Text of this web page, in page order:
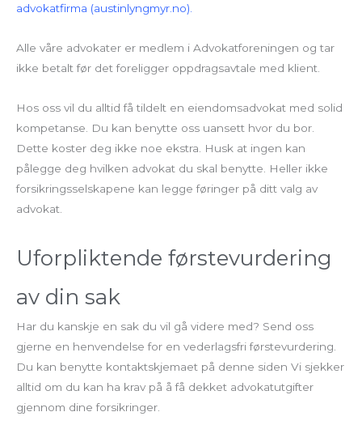
advokatfirma (austinlyngmyr.no).
Alle våre advokater er medlem i Advokatforeningen og tar
ikke betalt før det foreligger oppdragsavtale med klient.
Hos oss vil du alltid få tildelt en eiendomsadvokat med solid
kompetanse. Du kan benytte oss uansett hvor du bor.
Dette koster deg ikke noe ekstra. Husk at ingen kan
pålegge deg hvilken advokat du skal benytte. Heller ikke
forsikringsselskapene kan legge føringer på ditt valg av
advokat.
Uforpliktende førstevurdering
av din sak
Har du kanskje en sak du vil gå videre med? Send oss
gjerne en henvendelse for en vederlagsfri førstevurdering.
Du kan benytte kontaktskjemaet på denne siden Vi sjekker
alltid om du kan ha krav på å få dekket advokatutgifter
gjennom dine forsikringer.